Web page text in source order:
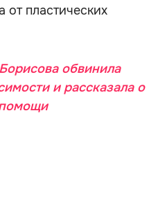
от пластических
обвинила
и рассказала о